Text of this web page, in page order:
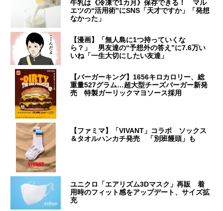
牛乳は《冷凍で1カ月》保存できる！ マル
エツの“活用術”にSNS「天才ですか」「発想
なかった」
【漫画】「無人島に1つ持っていくな
ら？」 男友達の“予想外の答え”に7.6万い
いね「一生大切にしたい友達」
【バーガーキング】1656キロカロリー、総
重量527グラム…超大型チーズバーガー新発
売 特製ガーリックマヨソース採用
【ファミマ】「VIVANT」コラボ ソックス
＆タオルハンカチ発売 「別班饅頭」も
ユニクロ「エアリズム3Dマスク」再販 着
用時のフィット感をアップデート、サイズ拡
充